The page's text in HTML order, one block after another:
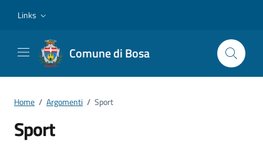
Links
Comune di Bosa
Home / Argomenti / Sport
Sport